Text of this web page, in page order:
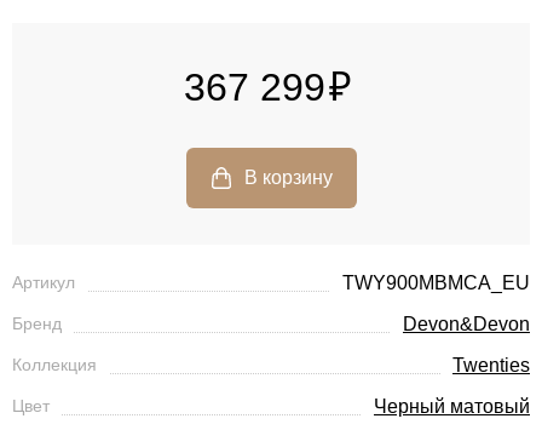
Артикул TWY900MBMCA_EU
Бренд Devon&Devon
Коллекция Twenties
Цвет Черный матовый
367 299